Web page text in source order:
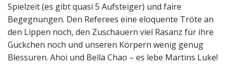
Spielzeit (es gibt quasi 5 Aufsteiger) und faire
Begegnungen. Den Referees eine eloquente Tröte an
den Lippen noch, den Zuschauern viel Rasanz für ihre
Guckchen noch und unseren Körpern wenig genug
Blessuren. Ahoi und Bella Chao – es lebe Martins Luke!